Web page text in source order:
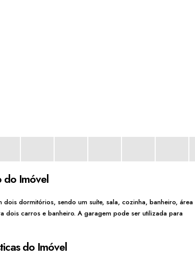
do Imóvel
dormitórios, sendo um suíte, sala, cozinha, banheiro, área
dois carros e banheiro. A garagem pode ser utilizada para
do Imóvel